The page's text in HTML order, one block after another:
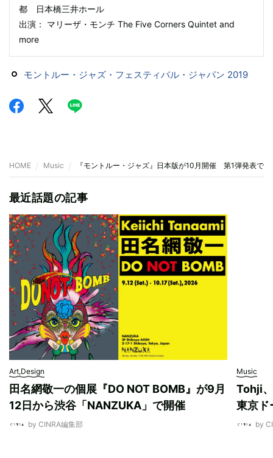
都 日本橋三井ホール
出演： マリーザ・モンチ The Five Corners Quintet and
more
モントルー・ジャズ・フェスティバル・ジャパン 2019
HOME Music 『モントルー・ジャズ』日本版が10月開催 第1弾発表で
最近話題の記事
Art,Design
田名網敬一の個展『DO NOT BOMB』が9月
12日から渋谷「NANZUKA」で開催
by CINRA編集部
Music
Tohji
東京ド
by